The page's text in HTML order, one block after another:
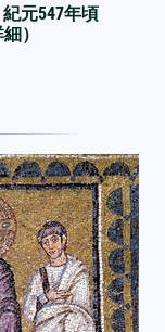
元547年頃
）